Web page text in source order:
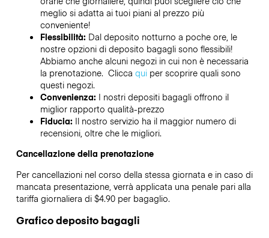
meglio si adatta ai tuoi piani al prezzo più
conveniente!
Flessibilità: Dal deposito notturno a poche ore, le
nostre opzioni di deposito bagagli sono flessibili!
Abbiamo anche alcuni negozi in cui non è necessaria
la prenotazione. Clicca quiper scoprire quali sono
questi negozi.
Convenienza: I nostri depositi bagagli offrono il
miglior rapporto qualità-prezzo
Fiducia: Il nostro servizio ha il maggior numero di
recensioni, oltre che le migliori.
Cancellazione della prenotazione
Per cancellazioni nel corso della stessa giornata e in caso di
mancata presentazione, verrà applicata una penale pari alla
tariffa giornaliera di $4.90 per bagaglio.
Grafico deposito bagagli